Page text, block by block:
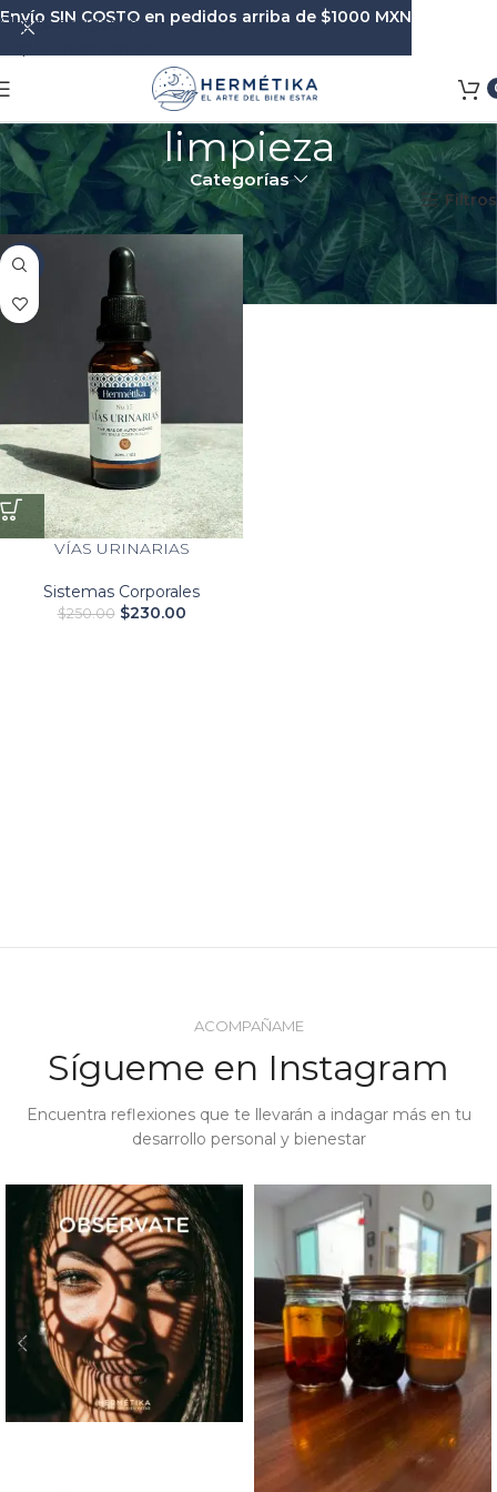
Skip to navigation
limpieza
Categorías
Inicio Productos etiquetados “limpieza” Filtros
-8%
VÍAS URINARIAS
Sistemas Corporales
$250.00 $230.00
ACOMPAÑAME
Sígueme en Instagram
Encuentra reflexiones que te llevarán a indagar más en tu
desarrollo personal y bienestar
Envío SIN COSTO en pedidos arriba de $1000 MXN